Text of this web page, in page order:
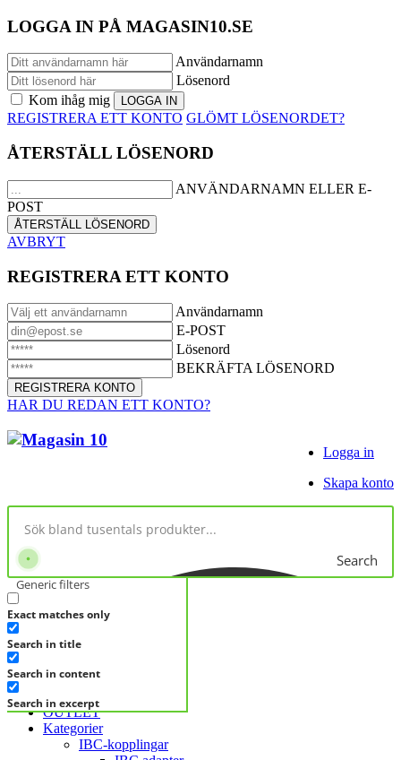
LOGGA IN PÅ MAGASIN10.SE
Användarnamn
Lösenord
Kom ihåg mig
REGISTRERA ETT KONTO GLÖMT LÖSENORDET?
ÅTERSTÄLL LÖSENORD
ANVÄNDARNAMN ELLER E-
POST
AVBRYT
REGISTRERA ETT KONTO
Användarnamn
E-POST
Lösenord
BEKRÄFTA LÖSENORD
HAR DU REDAN ETT KONTO?
Logga in
Skapa konto
Search
Generic filters
Exact matches only
Search in title
Search in content
Search in excerpt
KATEGORIER
FRÅGA DIREKT
OUTLET
Kategorier
IBC-kopplingar